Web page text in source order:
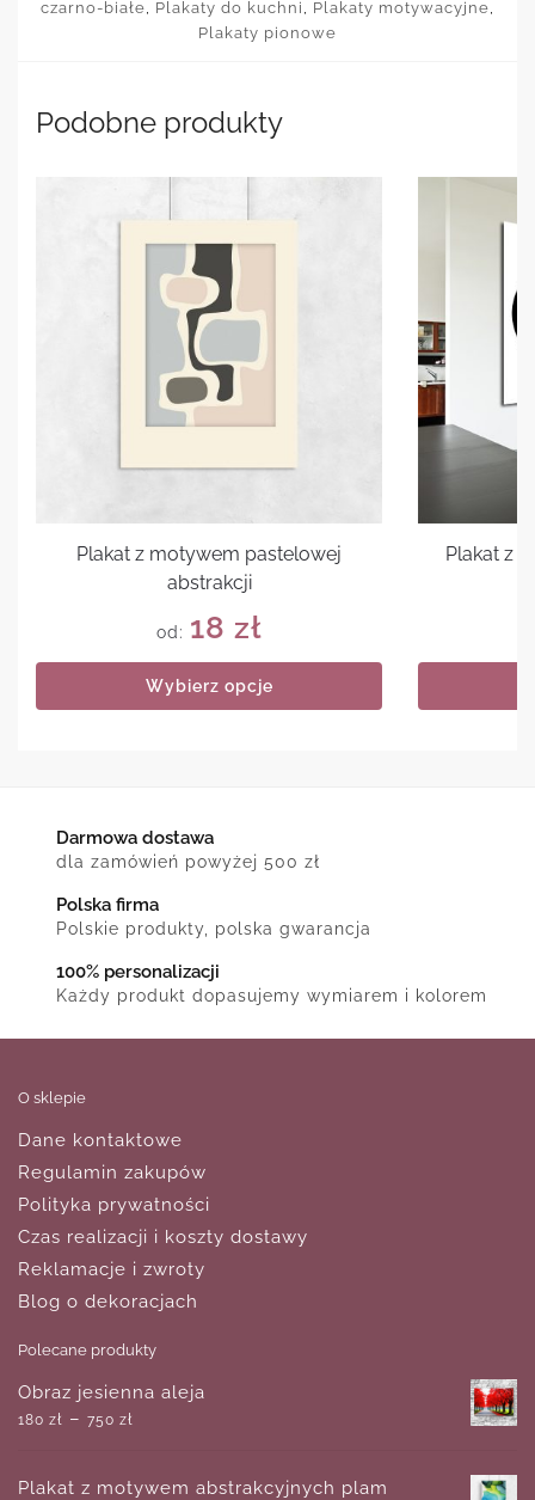
czarno-białe
Plakaty do kuchni Plakaty motywacyjne
Plakaty pionowe
Podobne produkty
Plakat z motywem pastelowej
abstrakcji
od: 18 zł
Wybierz opcje
Plakat z
Darmowa dostawa
dla zamówień powyżej 500 zł
Polska firma
Polskie produkty, polska gwarancja
100% personalizacji
Każdy produkt dopasujemy wymiarem i kolorem
O sklepie
Dane kontaktowe
Regulamin zakupów
Polityka prywatności
Czas realizacji i koszty dostawy
Reklamacje i zwroty
Blog o dekoracjach
Polecane produkty
Obraz jesienna aleja
180 zł – 750 zł
Plakat z motywem abstrakcyjnych plam